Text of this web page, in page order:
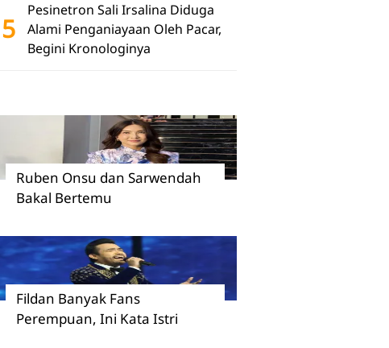
5
Pesinetron Sali Irsalina Diduga
Alami Penganiayaan Oleh Pacar,
Begini Kronologinya
Ruben Onsu dan Sarwendah
Bakal Bertemu
Fildan Banyak Fans
Perempuan, Ini Kata Istri